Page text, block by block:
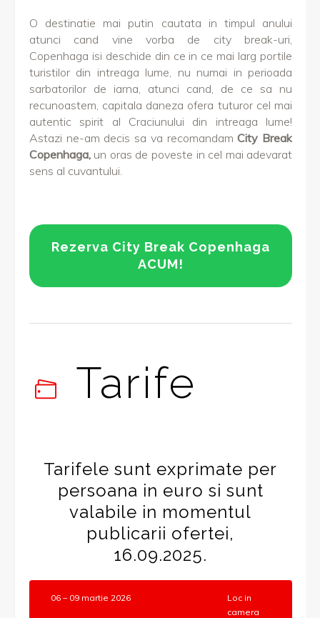
O destinatie mai putin cautata in timpul anului
atunci cand vine vorba de city break-uri,
Copenhaga isi deschide din ce in ce mai larg portile
turistilor din intreaga lume, nu numai in perioada
sarbatorilor de iarna, atunci cand, de ce sa nu
recunoastem, capitala daneza ofera tuturor cel mai
autentic spirit al Craciunului din intreaga lume!
Astazi ne-am decis sa va recomandamCity Break
Copenhaga, un oras de poveste in cel mai adevarat
sens al cuvantului.
Rezerva City Break Copenhaga
ACUM!
Tarife
Tarifele sunt exprimate per
persoana in euro si sunt
valabile in momentul
publicarii ofertei,
16.09.2025.
06 – 09 martie 2026
Loc in
camera